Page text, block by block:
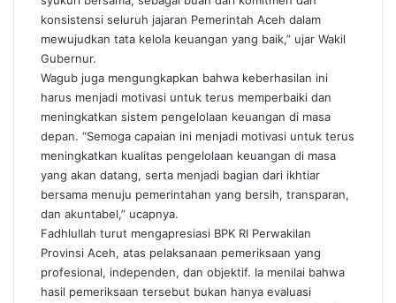
konsistensi seluruh jajaran Pemerintah Aceh dalam
mewujudkan tata kelola keuangan yang baik,” ujar Wakil
Gubernur.
Wagub juga mengungkapkan bahwa keberhasilan ini
harus menjadi motivasi untuk terus memperbaiki dan
meningkatkan sistem pengelolaan keuangan di masa
depan. “Semoga capaian ini menjadi motivasi untuk terus
meningkatkan kualitas pengelolaan keuangan di masa
yang akan datang, serta menjadi bagian dari ikhtiar
bersama menuju pemerintahan yang bersih, transparan,
dan akuntabel,” ucapnya.
Fadhlullah turut mengapresiasi BPK RI Perwakilan
Provinsi Aceh, atas pelaksanaan pemeriksaan yang
profesional, independen, dan objektif. Ia menilai bahwa
hasil pemeriksaan tersebut bukan hanya evaluasi